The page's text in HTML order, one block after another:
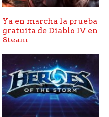
Ya en marcha la prueba
gratuita de Diablo IV en
Steam